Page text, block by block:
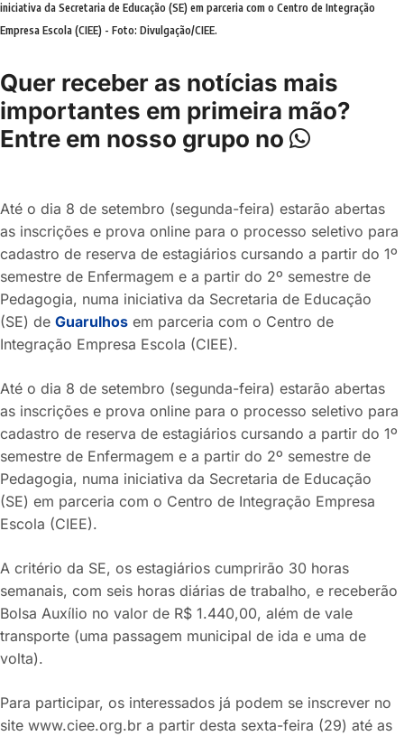
iniciativa da Secretaria de Educação (SE) em parceria com o Centro de Integração
Empresa Escola (CIEE) - Foto: Divulgação/CIEE.
Quer receber as notícias mais
importantes em primeira mão?
Entre em nosso grupo no
Até o dia 8 de setembro (segunda-feira) estarão abertas
as inscrições e prova online para o processo seletivo para
cadastro de reserva de estagiários cursando a partir do 1º
semestre de Enfermagem e a partir do 2º semestre de
Pedagogia, numa iniciativa da Secretaria de Educação
(SE) de Guarulhos em parceria com o Centro de
Integração Empresa Escola (CIEE).
Até o dia 8 de setembro (segunda-feira) estarão abertas
as inscrições e prova online para o processo seletivo para
cadastro de reserva de estagiários cursando a partir do 1º
semestre de Enfermagem e a partir do 2º semestre de
Pedagogia, numa iniciativa da Secretaria de Educação
(SE) em parceria com o Centro de Integração Empresa
Escola (CIEE).
A critério da SE, os estagiários cumprirão 30 horas
semanais, com seis horas diárias de trabalho, e receberão
Bolsa Auxílio no valor de R$ 1.440,00, além de vale
transporte (uma passagem municipal de ida e uma de
volta).
Para participar, os interessados já podem se inscrever no
site www.ciee.org.br a partir desta sexta-feira (29) até as